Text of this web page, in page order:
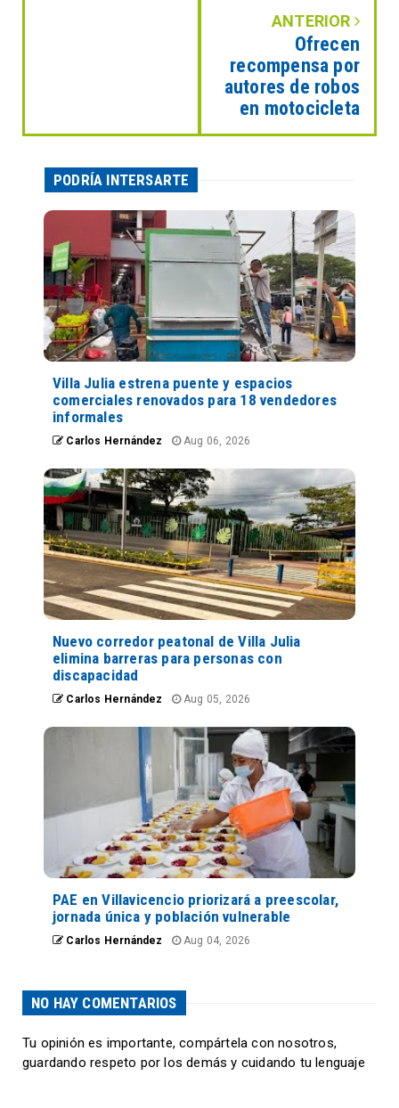
ANTERIOR
Ofrecen
recompensa por
autores de robos
en motocicleta
PODRÍA INTERSARTE
Villa Julia estrena puente y espacios
comerciales renovados para 18 vendedores
informales
Carlos Hernández Aug 06, 2026
Nuevo corredor peatonal de Villa Julia
elimina barreras para personas con
discapacidad
Carlos Hernández Aug 05, 2026
PAE en Villavicencio priorizará a preescolar,
jornada única y población vulnerable
Carlos Hernández Aug 04, 2026
NO HAY COMENTARIOS
Tu opinión es importante, compártela con nosotros,
guardando respeto por los demás y cuidando tu lenguaje